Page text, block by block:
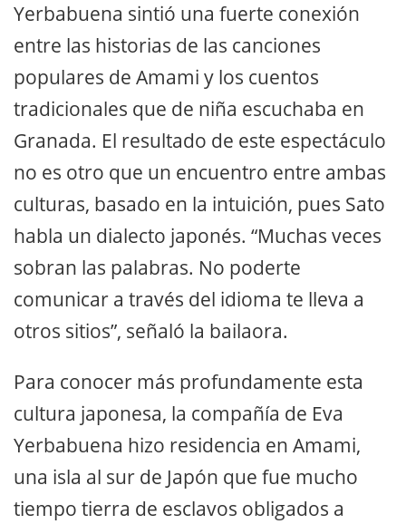
Yerbabuena sintió una fuerte conexión
entre las historias de las canciones
populares de Amami y los cuentos
tradicionales que de niña escuchaba en
Granada. El resultado de este espectáculo
no es otro que un encuentro entre ambas
culturas, basado en la intuición, pues Sato
habla un dialecto japonés. “Muchas veces
sobran las palabras. No poderte
comunicar a través del idioma te lleva a
otros sitios”, señaló la bailaora.
Para conocer más profundamente esta
cultura japonesa, la compañía de Eva
Yerbabuena hizo residencia en Amami,
una isla al sur de Japón que fue mucho
tiempo tierra de esclavos obligados a